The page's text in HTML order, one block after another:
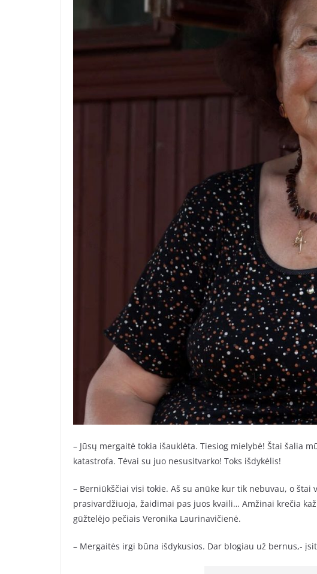
– Jūsų mergaitė tokia išauklėta. Tiesiog mielybė! Štai šalia
katastrofa. Tėvai su juo nesusitvarko! Toks išdykėlis!
– Berniūkščiai visi tokie. Aš su anūke kur tik nebuvau, o
prasivardžiuoja, žaidimai pas juos kvaili… Amžinai krečia
gūžtelėjo pečiais Veronika Laurinavičienė.
– Mergaitės irgi būna išdykusios. Dar blogiau už bernus,-